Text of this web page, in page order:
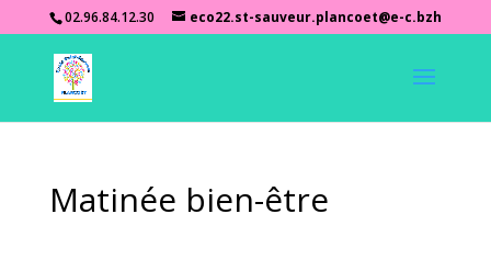
02.96.84.12.30 eco22.st-sauveur.plancoet@e-c.bzh
Matinée bien-être